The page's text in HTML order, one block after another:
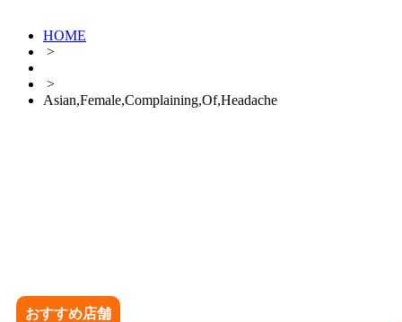
HOME
>
>
Asian,Female,Complaining,Of,Headache
おすすめ店舗